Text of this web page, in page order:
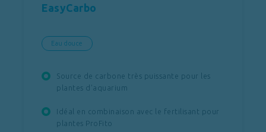
EasyCarbo
Eau douce
Source de carbone très puissante pour les
plantes d'aquarium
Idéal en combinaison avec le fertilisant pour
plantes ProFito